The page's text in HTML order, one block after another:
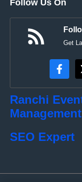
Follow Us On
Get
Ranchi
SEO Expert